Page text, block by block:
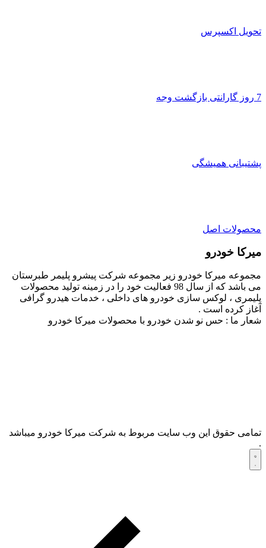
تحویل اکسپرس
7 روز گارانتی بازگشت وجه
پشتیبانی همیشگی
محصولات اصل
میرکا خودرو
مجموعه میرکا خودرو زیر مجموعه شرکت پیشرو پلیمر طبرستان
می باشد که از سال 98 فعالیت خود را در زمینه تولید محصولات
پلیمری ، لوکس سازی خودرو های داخلی ، خدمات هیدرو گرافی
آغاز کرده است .
شعار ما : حس نو شدن خودرو با محصولات میرکا خودرو
تمامی حقوق این وب سایت مربوط به شرکت میرکا خودرو میباشد
.